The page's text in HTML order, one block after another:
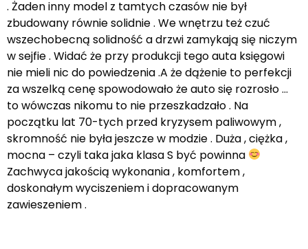
. Żaden inny model z tamtych czasów nie był
zbudowany równie solidnie . We wnętrzu też czuć
wszechobecną solidność a drzwi zamykają się niczym
w sejfie . Widać że przy produkcji tego auta księgowi
nie mieli nic do powiedzenia .A że dążenie to perfekcji
za wszelką cenę spowodowało że auto się rozrosło …
to wówczas nikomu to nie przeszkadzało . Na
początku lat 70-tych przed kryzysem paliwowym ,
skromność nie była jeszcze w modzie . Duża , ciężka ,
mocna – czyli taka jaka klasa S być powinna
Zachwyca jakością wykonania , komfortem ,
doskonałym wyciszeniem i dopracowanym
zawieszeniem .